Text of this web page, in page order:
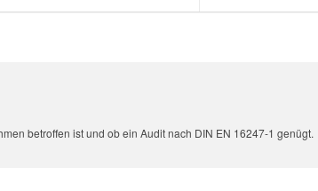
betroffen ist und ob ein Audit nach DIN EN 16247-1 genügt.